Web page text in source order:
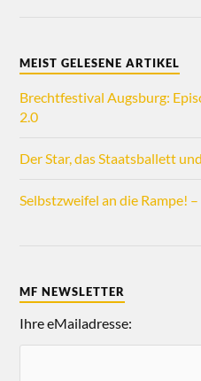
MEIST GELESENE ARTIKEL
Brechtfestival Augsburg:
2.0
Der Star, das Staatsballett
Selbstzweifel an die Rampe!
MF NEWSLETTER
Ihre eMailadresse: